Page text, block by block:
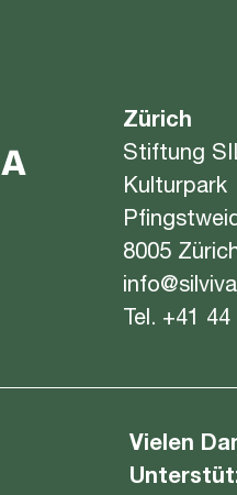
Zürich
Stiftung
Kulturpark
8005
Tel. +41 44
Vielen